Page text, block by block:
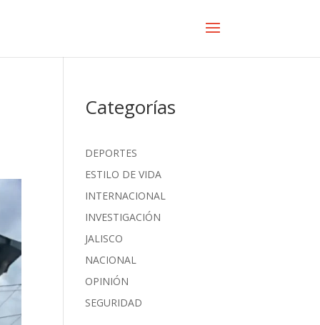
Categorías
DEPORTES
ESTILO DE VIDA
INTERNACIONAL
INVESTIGACIÓN
JALISCO
NACIONAL
OPINIÓN
SEGURIDAD